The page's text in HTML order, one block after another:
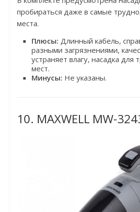
пробираться даже в самые
места.
Плюсы: Длинный кабель,
разными загрязнениями,
устраняет влагу, насадка для
мест.
Минусы: Не указаны.
10. MAXWELL MW-